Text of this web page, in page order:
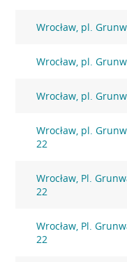
Wrocław, pl.
Wrocław, pl.
Wrocław, pl.
Wrocław, pl.
22
Wrocław, Pl.
22
Wrocław, Pl.
22